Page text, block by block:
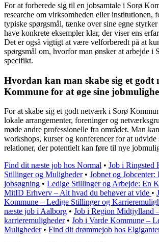
For at forberede sig til en jobsamtale i Sorø
researche om virksomheden eller institutionen,
typiske spørgsmål, tænke over sine egne styrker
have konkrete eksempler klar, der viser ens
Det er også vigtigt at være velforberedt på at
spørgsmål om, hvorfor man ønsker at arbejde i
specifikt.
Hvordan kan man skabe sig et
Kommune for at øge sine
For at skabe sig et godt netværk i Sorø
lokale arrangementer, foreninger og
møde andre professionelle fra området. Man
workshops, kurser og konferencer for at
relationer, der potentielt kan føre til nye
Find dit næste job hos Normal • Job i Ringsted
Stillinger og Muligheder• Jobnet og Jobcenter:
jobsøgning • Ledige Stillinger og Arbejde: En
MitID Erhverv – Alt hvad du behøver at vide •
Kommune – Ledige Stillinger og
næste job i Aalborg • Job i Region Midtjylland
karrieremuligheder• Job i Varde Kommune –
Muligheder• Find dit drømmejob hos